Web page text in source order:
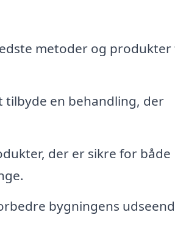
metoder og produkter
en behandling, der
der er sikre for både
bygningens